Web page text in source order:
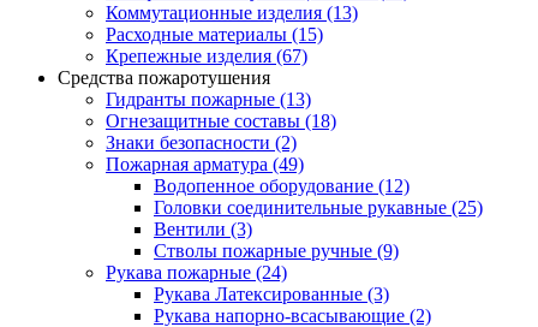
Коммутационные изделия (13)
Расходные материалы (15)
Крепежные изделия (67)
Средства пожаротушения
Гидранты пожарные (13)
Огнезащитные составы (18)
Знаки безопасности (2)
Пожарная арматура (49)
Водопенное оборудование (12)
Головки соединительные рукавные (25)
Вентили (3)
Стволы пожарные ручные (9)
Рукава пожарные (24)
Рукава Латексированные (3)
Рукава напорно-всасывающие (2)